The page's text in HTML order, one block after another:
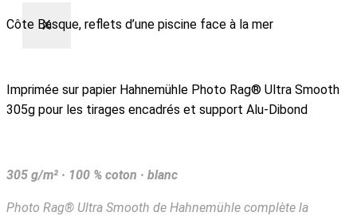
X
Côte Basque, reflets d’une piscine face à la mer
Imprimée sur papier Hahnemühle Photo Rag® Ultra Smooth
305g pour les tirages encadrés et support Alu-Dibond
305 g/m² · 100 % coton · blanc
Photo Rag® Ultra Smooth de Hahnemühle complète la